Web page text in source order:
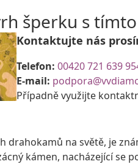
šperku s
Kontaktujte nás
Telefon: 00420 721 639
E-mail:
Případně využijte
drahokamů na světě, je
kámen, nacházející se